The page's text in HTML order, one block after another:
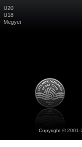
U20
U18
Megyei
Copyright ©